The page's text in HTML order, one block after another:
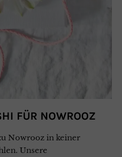
FÜR NOWROOZ
Nowrooz in keiner
Unsere